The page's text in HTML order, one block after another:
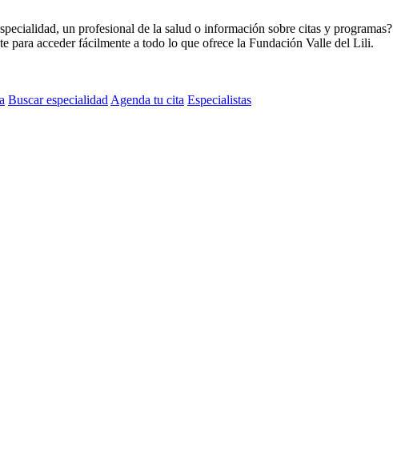
un profesional de la salud o información sobre citas y programas?
para acceder fácilmente a todo lo que ofrece la Fundación Valle del Lili.
Buscar especialidad Agenda tu cita Especialistas